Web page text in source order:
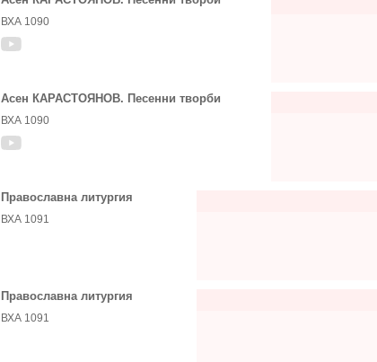
ВХА 1090
Асен КАРАСТОЯНОВ. Песенни творби
ВХА 1090
Православна литургия
ВХА 1091
Православна литургия
ВХА 1091